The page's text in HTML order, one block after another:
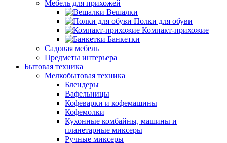
Мебель для прихожей
Вешалки
Полки для обуви
Компакт-прихожие
Банкетки
Садовая мебель
Предметы интерьера
Бытовая техника
Мелкобытовая техника
Блендеры
Вафельницы
Кофеварки и кофемашины
Кофемолки
Кухонные комбайны, машины и
планетарные миксеры
Ручные миксеры